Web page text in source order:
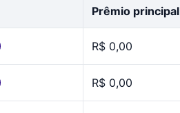
Prêmio principal
R$ 0,00
R$ 0,00